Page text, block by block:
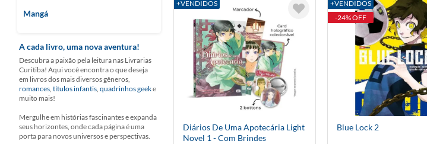
Mangá
A cada livro, uma nova aventura!
Descubra a paixão pela leitura nas Livrarias
Curitiba! Aqui você encontra o que deseja
em livros dos mais diversos gêneros,
romances, títulos infantis, quadrinhos geeke
muito mais!
Mergulhe em histórias fascinantes e expanda
seus horizontes, onde cada página é uma
porta para novos universos e perspectivas.
+VENDIDOS
Diários De Uma Apotecária Light
Novel 1 - Com Brindes
+VENDIDOS
-24% OFF
Blue Lock 2